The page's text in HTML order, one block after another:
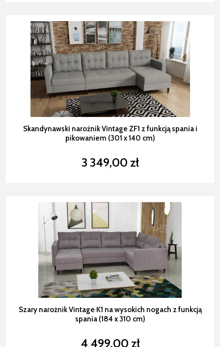
Skandynawski narożnik Vintage ZF1 z funkcją spania i
pikowaniem (301 x 140 cm)
3 349,00 zł
Szary narożnik Vintage K1 na wysokich nogach z funkcją
spania (184 x 310 cm)
4 499,00 zł